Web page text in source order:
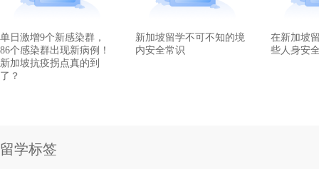
单日激增9个新感染群，
86个感染群出现新病例！
新加坡抗疫拐点真的到
了？
新加坡留学不可不知的境
内安全常识
在新加坡
些人身安
留学标签